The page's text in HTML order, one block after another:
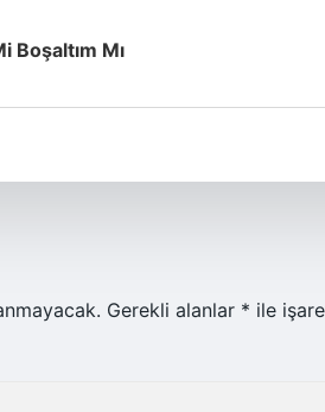
Boşaltım Mı
Gerekli alanlar * ile